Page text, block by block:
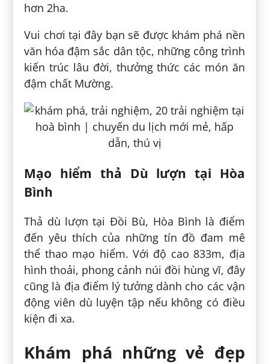
hơn 2ha.
Vui chơi tại đây bạn sẽ được khám phá nền
văn hóa đậm sắc dân tộc, những công trình
kiến trúc lâu đời, thưởng thức các món ăn
đậm chất Mường.
Mạo hiểm thả Dù lượn tại Hòa
Bình
Thả dù lượn tại Đồi Bù, Hòa Bình là điểm
đến yêu thích của những tín đồ đam mê
thể thao mạo hiểm. Với độ cao 833m, địa
hình thoải, phong cảnh núi đồi hùng vĩ, đây
cũng là địa điểm lý tưởng dành cho các vận
động viên dù luyện tập nếu không có điều
kiện đi xa.
Khám phá những vẻ đẹp